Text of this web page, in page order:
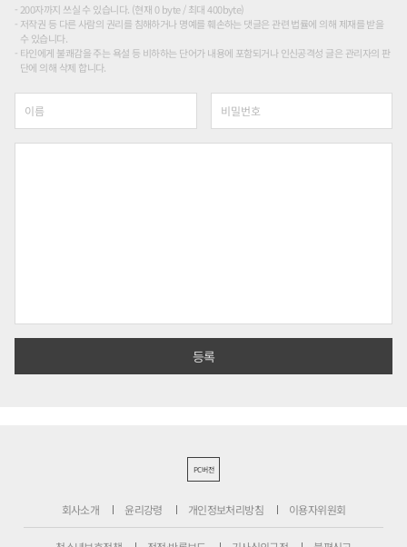
200자까지 쓰실 수 있습니다. (현재 0 byte / 최대 400byte)
저작권 등 다른 사람의 권리를 침해하거나 명예를 훼손하는 댓글은 관련 법률에 의해 제재를 받을
수 있습니다.
타인에게 불쾌감을 주는 욕설 등 비하하는 단어가 내용에 포함되거나 인신공격성 글은 관리자의 판
단에 의해 삭제 합니다.
PC버전
회사소개 윤리강령 개인정보처리방침 이용자위원회